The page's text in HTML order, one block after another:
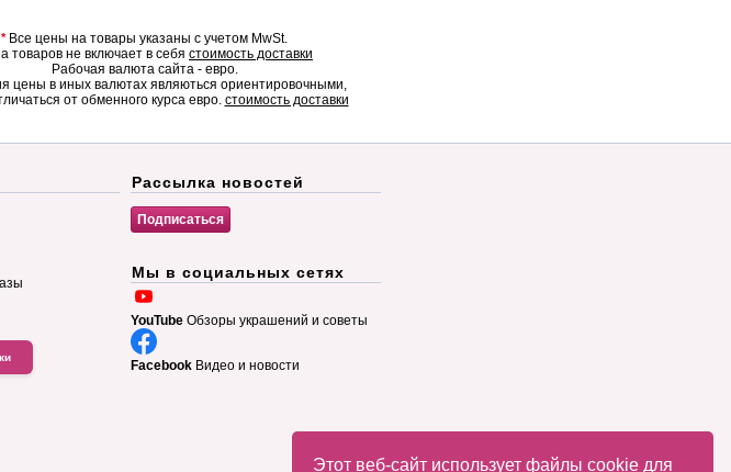
Этот веб-сайт использует файлы cookie для
*Все цены на товары указаны с учетом MwSt.
товаров не включает в себя стоимость доставки
Рабочая валюта сайта - евро.
цены в иных валютах являються ориентировочными,
от обменного курса евро. стоимость доставки
Рассылка новостей
Мы в социальных сетях
YouTube Обзоры украшений и советы
Facebook Видео и новости